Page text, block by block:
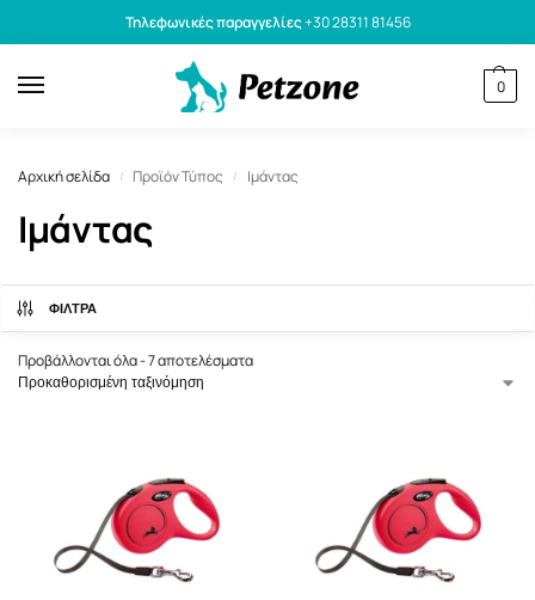
Τηλεφωνικές παραγγελίες+30 28311 81456
0
Αρχική σελίδα / Προϊόν Τύπος / Ιμάντας
Ιμάντας
ΦΙΛΤΡΑ
Προβάλλονται όλα - 7 αποτελέσματα